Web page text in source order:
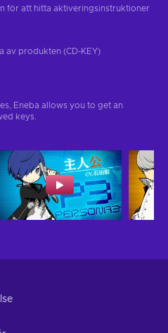
för att hitta aktiveringsinstruktioner
av produkten (CD-KEY)
Eneba allows you to get an
keys.